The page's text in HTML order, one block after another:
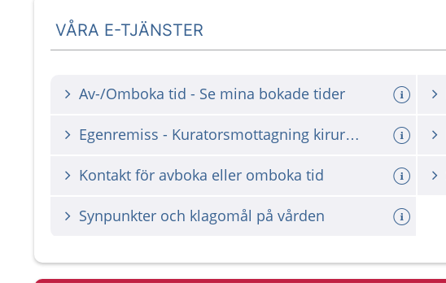
VÅRA E-TJÄNSTER
Av-/Omboka tid - Se mina bokade tider
Egenremiss - Kuratorsmottagning kirurgi och njurmedicin Sahlgrenska
Kontakt för avboka eller omboka tid
Synpunkter och klagomål på vården